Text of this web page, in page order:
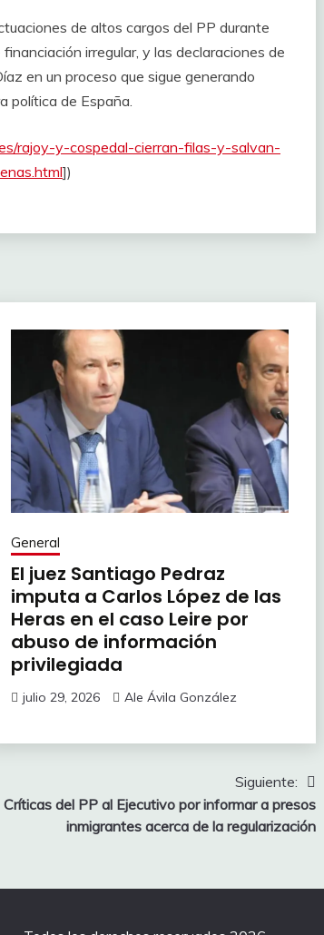
de altos cargos del PP durante
irregular, y las declaraciones de
en un proceso que sigue generando
política de España.
rajoy-y-cospedal-cierran-filas-y-salvan-
])
General
El juez Santiago Pedraz
imputa a Carlos López de las
Heras en el caso Leire por
abuso de información
privilegiada
julio 29, 2026 Ale Ávila González
Siguiente:
Críticas del PP al Ejecutivo por informar a presos
inmigrantes acerca de la regularización